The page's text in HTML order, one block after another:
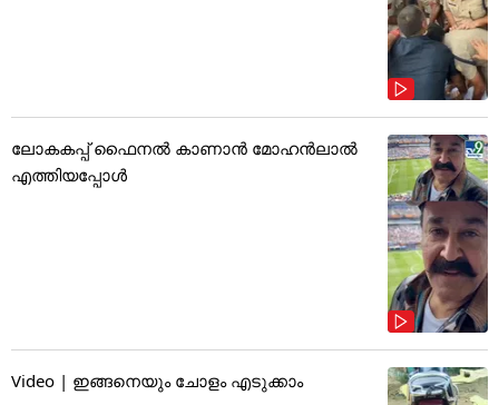
ലോകകപ്പ് ഫൈനൽ കാണാൻ മോഹൻലാൽ
എത്തിയപ്പോൾ
Video | ഇങ്ങനെയും ചോളം എടുക്കാം